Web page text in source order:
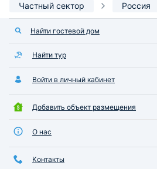
Частный сектор Россия
Найти гостевой дом
Найти тур
Войти в личный кабинет
Добавить объект размещения
О нас
Контакты